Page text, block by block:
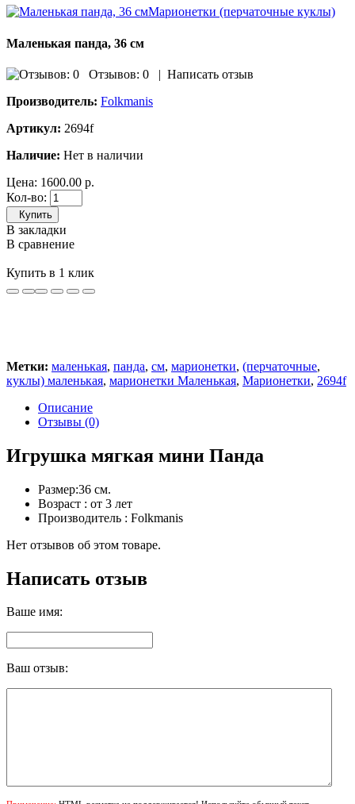
Маленькая панда, 36 см
Отзывов: 0 | Написать отзыв
Производитель: Folkmanis
Артикул: 2694f
Наличие: Нет в наличии
Цена: 1600.00 р.
Кол-во:
Купить
В закладки
В сравнение
Купить в 1 клик
Метки: маленькая, панда, см, марионетки, (перчаточные,
куклы) маленькая, марионетки Маленькая, Марионетки, 2694f
Описание
Отзывы (0)
Игрушка мягкая мини Панда
Размер:36 см.
Возраст : от 3 лет
Производитель : Folkmanis
Нет отзывов об этом товаре.
Написать отзыв
Ваше имя:
Ваш отзыв: